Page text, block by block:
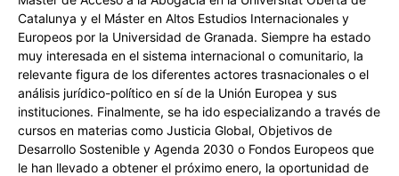
Catalunya y el Máster en Altos Estudios Internacionales y
Europeos por la Universidad de Granada. Siempre ha estado
muy interesada en el sistema internacional o comunitario, la
relevante figura de los diferentes actores trasnacionales o el
análisis jurídico-político en sí de la Unión Europea y sus
instituciones. Finalmente, se ha ido especializando a través de
cursos en materias como Justicia Global, Objetivos de
Desarrollo Sostenible y Agenda 2030 o Fondos Europeos que
le han llevado a obtener el próximo enero, la oportunidad de